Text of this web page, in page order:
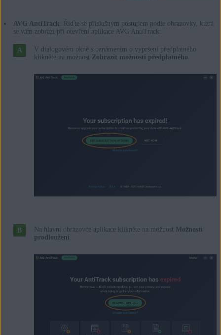
AVG AntiTrack : Řiďte se příslušným postupem podle obrazovky, která
se vám zobrazí při otevření aplikace AVG AntiTrack:
V dialogovém okně s oznámením o vypršení předplatného
klikněte na možnost Zobrazit možnosti předplatného.
Na hlavní obrazovce aplikace klikněte na možnost Možnosti
prodloužení